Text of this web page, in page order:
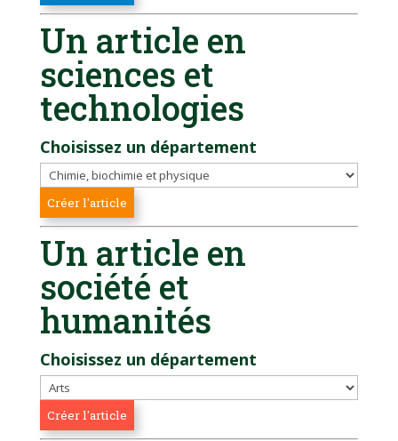
Un article en
sciences et
technologies
Choisissez un département
Un article en
société et
humanités
Choisissez un département